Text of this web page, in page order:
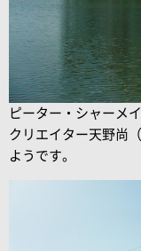
ピーター・シャーメ
クリエイター天野尚
ようです。